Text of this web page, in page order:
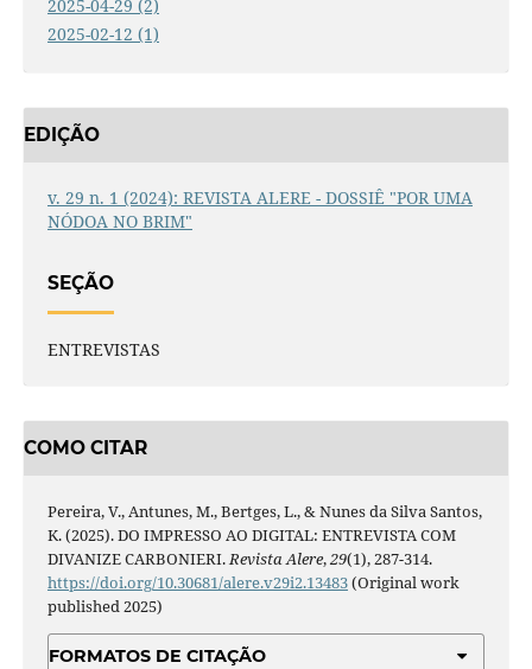
2025-04-29 (2)
2025-02-12 (1)
EDIÇÃO
v. 29 n. 1 (2024): REVISTA ALERE - DOSSIÊ "POR UMA
NÓDOA NO BRIM"
SEÇÃO
ENTREVISTAS
COMO CITAR
Pereira, V., Antunes, M., Bertges, L., & Nunes da Silva Santos,
K. (2025). DO IMPRESSO AO DIGITAL: ENTREVISTA COM
DIVANIZE CARBONIERI. Revista Alere,29(1), 287-314.
https://doi.org/10.30681/alere.v29i2.13483(Original work
published 2025)
FORMATOS DE CITAÇÃO